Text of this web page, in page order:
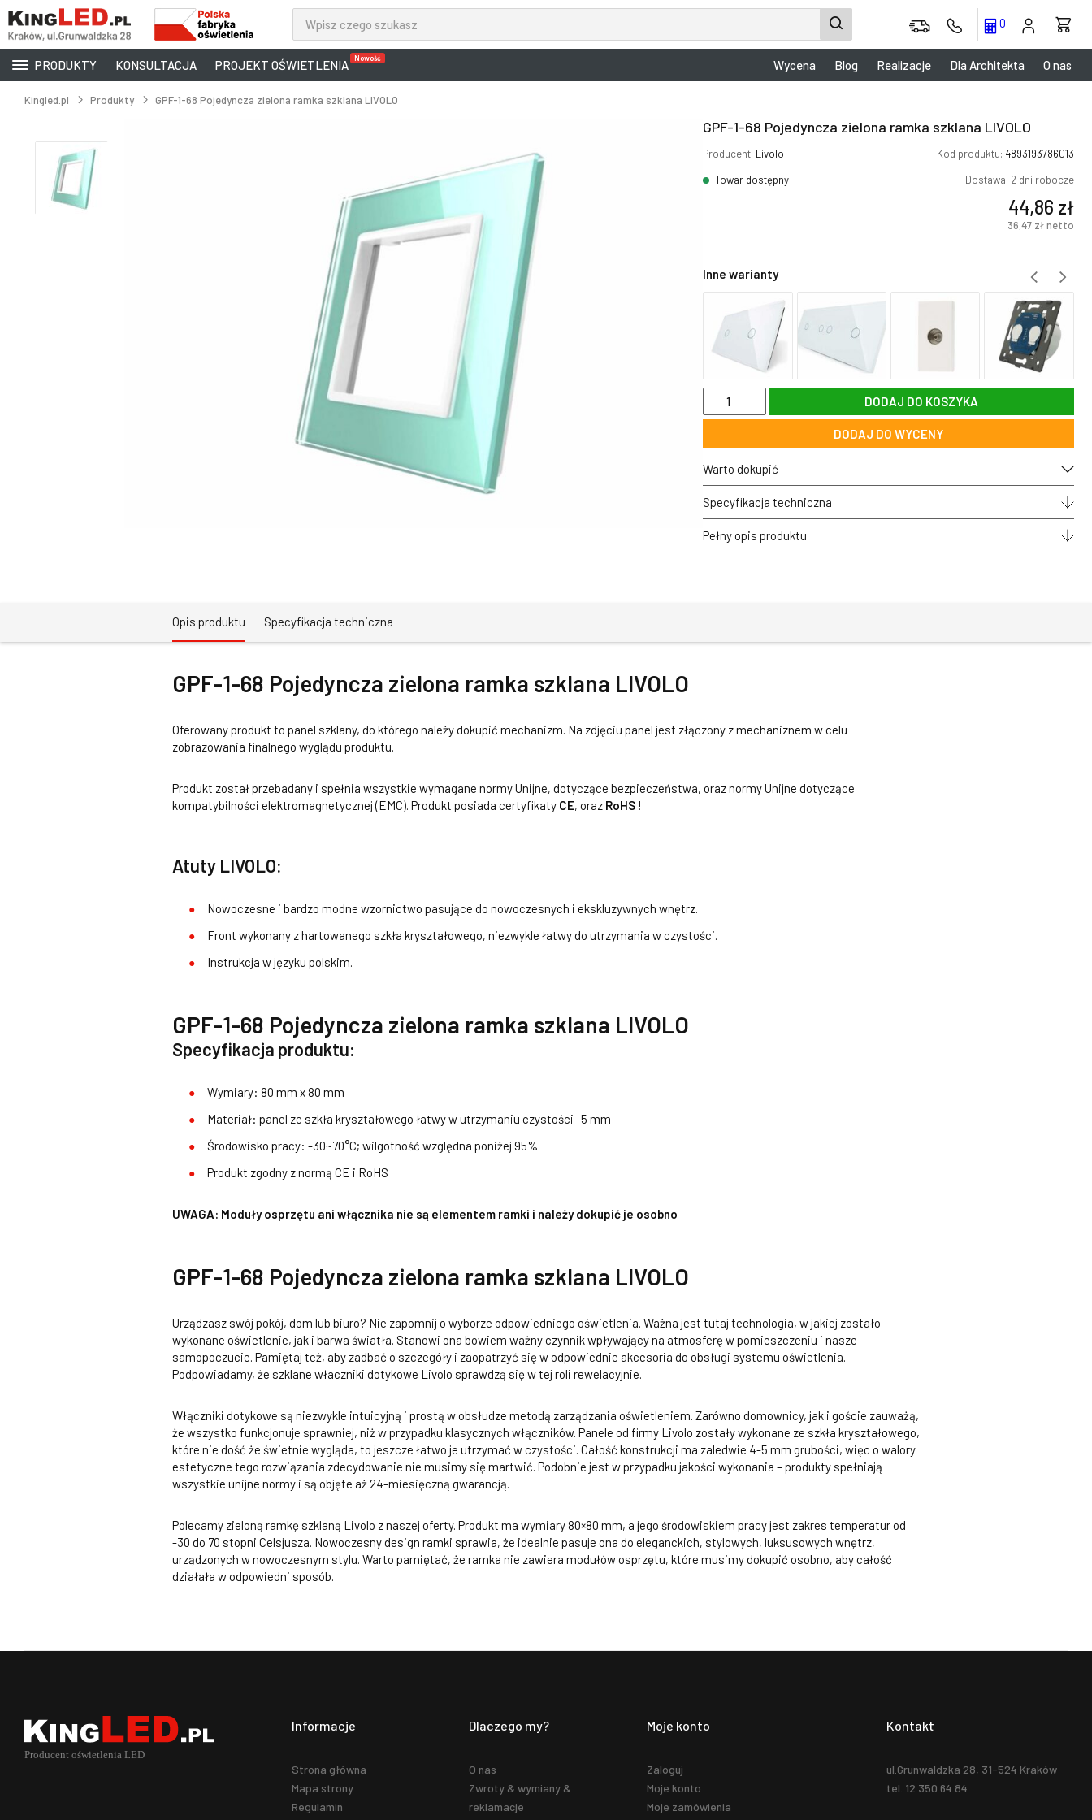
0
PRODUKTY KONSULTACJA PROJEKT OŚWIETLENIA Nowość Wycena Blog Realizacje Dla Architekta O nas
Kingled.pl Produkty GPF-1-68 Pojedyncza zielona ramka szklana LIVOLO
GPF-1-68 Pojedyncza zielona ramka szklana LIVOLO
Producent: Livolo Kod produktu: 4893193786013
Towar dostępny
Dostawa: 2 dni robocze
44,86 zł
36,47 złnetto
Inne warianty
1-
Pojedyncza
zielona
ramka
szklana
LIVOLO
DODAJ DO KOSZYKA
DODAJ DO WYCENY
Warto dokupić
Specyfikacja techniczna
Pełny opis produktu
Opis produktu Specyfikacja techniczna
GPF-1-68 Pojedyncza zielona ramka szklana LIVOLO
Oferowany produkt to panel szklany, do którego należy dokupić mechanizm. Na zdjęciu panel jest złączony z mechaniznem w celu
zobrazowania finalnego wyglądu produktu.
Produkt został przebadany i spełnia wszystkie wymagane normy Unijne, dotyczące bezpieczeństwa, oraz normy Unijne dotyczące
kompatybilności elektromagnetycznej (EMC). Produkt posiada certyfikaty CE, oraz RoHS !
Atuty LIVOLO:
Nowoczesne i bardzo modne wzornictwo pasujące do nowoczesnych i ekskluzywnych wnętrz.
Front wykonany z hartowanego szkła kryształowego, niezwykle łatwy do utrzymania w czystości.
Instrukcja w języku polskim.
GPF-1-68 Pojedyncza zielona ramka szklana LIVOLO
Specyfikacja produktu:
Wymiary: 80 mm x 80 mm
Materiał: panel ze szkła kryształowego łatwy w utrzymaniu czystości- 5 mm
Środowisko pracy: -30~70°C; wilgotność względna poniżej 95%
Produkt zgodny z normą CE i RoHS
UWAGA: Moduły osprzętu ani włącznika nie są elementem ramki i należy dokupić je osobno
GPF-1-68 Pojedyncza zielona ramka szklana LIVOLO
Urządzasz swój pokój, dom lub biuro? Nie zapomnij o wyborze odpowiedniego oświetlenia. Ważna jest tutaj technologia, w jakiej zostało
wykonane oświetlenie, jak i barwa światła. Stanowi ona bowiem ważny czynnik wpływający na atmosferę w pomieszczeniu i nasze
samopoczucie. Pamiętaj też, aby zadbać o szczegóły i zaopatrzyć się w odpowiednie akcesoria do obsługi systemu oświetlenia.
Podpowiadamy, że szklane właczniki dotykowe Livolo sprawdzą się w tej roli rewelacyjnie.
Włączniki dotykowe są niezwykle intuicyjną i prostą w obsłudze metodą zarządzania oświetleniem. Zarówno domownicy, jak i goście zauważą,
że wszystko funkcjonuje sprawniej, niż w przypadku klasycznych włączników. Panele od firmy Livolo zostały wykonane ze szkła kryształowego,
które nie dość że świetnie wygląda, to jeszcze łatwo je utrzymać w czystości. Całość konstrukcji ma zaledwie 4-5 mm grubości, więc o walory
estetyczne tego rozwiązania zdecydowanie nie musimy się martwić. Podobnie jest w przypadku jakości wykonania – produkty spełniają
wszystkie unijne normy i są objęte aż 24-miesięczną gwarancją.
Polecamy zieloną ramkę szklaną Livolo z naszej oferty. Produkt ma wymiary 80×80 mm, a jego środowiskiem pracy jest zakres temperatur od
-30 do 70 stopni Celsjusza. Nowoczesny design ramki sprawia, że idealnie pasuje ona do eleganckich, stylowych, luksusowych wnętrz,
urządzonych w nowoczesnym stylu. Warto pamiętać, że ramka nie zawiera modułów osprzętu, które musimy dokupić osobno, aby całość
działała w odpowiedni sposób.
Informacje
Strona główna
Mapa strony
Regulamin
Dlaczego my?
O nas
Zwroty & wymiany &
reklamacje
Moje konto
Zaloguj
Moje konto
Moje zamówienia
Kontakt
ul.Grunwaldzka 28, 31-524 Kraków
tel. 12 350 64 84